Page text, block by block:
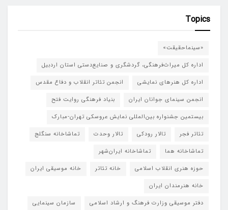
Topics
«سینماحقیقت»
اداره کل میراث‌فرهنگی، گردشگری و صنایع‌دستی استان اردبیل
اداره کل هنرهای نمایشی
انجمن تئاتر انقلاب و دفاع مقدس
انجمن سینمای جوانان ایران
بنیاد فرهنگی روایت فتح
بیستمین جشنواره بین‌المللی نمایش عروسکی تهران-مبارک
تئاتر فجر
تالار رودکی تالار وحدت
تماشاخانه سنگلج
تماشاخانه هما
تماشاخانه‌ ایران‌شهر
حوزه هنری انقلاب اسلامی
خانه تئاتر
خانه موسیقی ایران
خانه هنرمندان ایران
دفتر موسیقی وزارت فرهنگ و ارشاد اسلامی
سازمان سینمایی